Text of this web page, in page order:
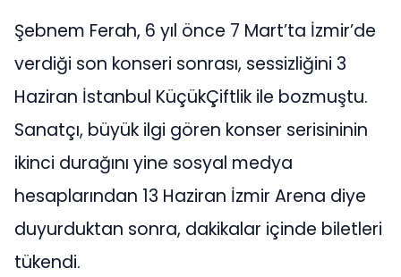
Şebnem Ferah, 6 yıl önce 7 Mart’ta İzmir’de
verdiği son konseri sonrası, sessizliğini 3
Haziran İstanbul KüçükÇiftlik ile bozmuştu.
Sanatçı, büyük ilgi gören konser serisininin
ikinci durağını yine sosyal medya
hesaplarından 13 Haziran İzmir Arena diye
duyurduktan sonra, dakikalar içinde biletleri
tükendi.